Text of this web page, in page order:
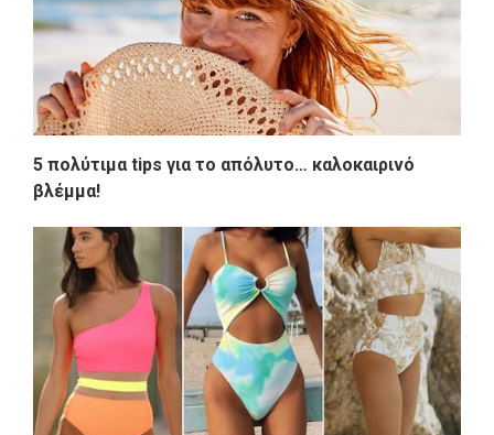
5 πολύτιμα tips για το απόλυτο… καλοκαιρινό
βλέμμα!